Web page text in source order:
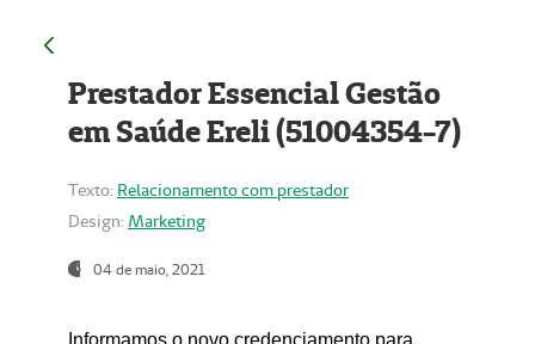
Prestador Essencial Gestão
em Saúde Ereli (51004354-7)
Texto: Relacionamento com prestador
Design: Marketing
04 de maio, 2021
Informamos o novo credenciamento para